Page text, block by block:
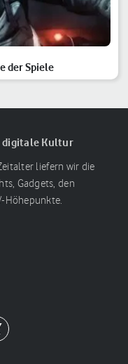
der Spiele
digitale Kultur
liefern wir die
Gadgets, den
Höhepunkte.